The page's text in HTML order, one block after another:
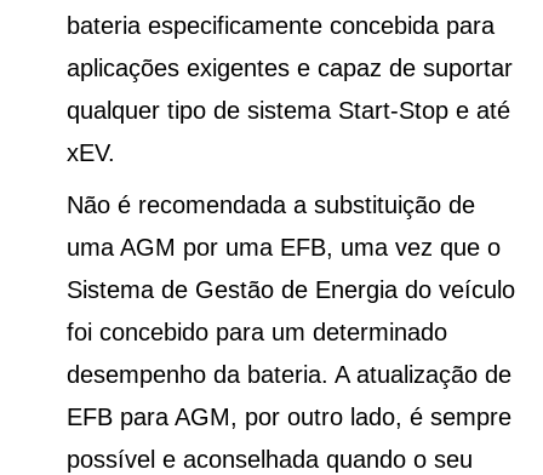
bateria especificamente concebida para
aplicações exigentes e capaz de suportar
qualquer tipo de sistema Start-Stop e até
xEV.
Não é recomendada a substituição de
uma AGM por uma EFB, uma vez que o
Sistema de Gestão de Energia do veículo
foi concebido para um determinado
desempenho da bateria. A atualização de
EFB para AGM, por outro lado, é sempre
possível e aconselhada quando o seu